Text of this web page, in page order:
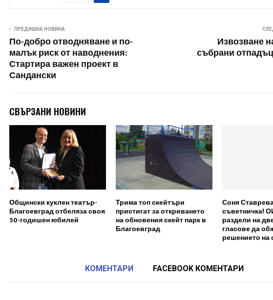
ПРЕДИШНА НОВИНА
По-добро отводняване и по-
малък риск от наводнения:
Стартира важен проект в
Сандански
Извозване
събрани
СВЪРЗАНИ НОВИНИ
Общински куклен театър-
Благоевград отбеляза своя
50-годишен юбилей
Трима топ скейтъри
пристигат за откриването
на обновения скейт парк в
Благоевград
Соня
съветничка!
раздели на
гласове да
решението на
КОМЕНТАРИ FACEBOOK КОМЕНТАРИ